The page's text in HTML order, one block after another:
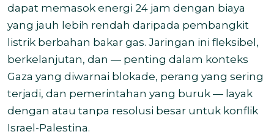
dapat memasok energi 24 jam dengan biaya
yang jauh lebih rendah daripada pembangkit
listrik berbahan bakar gas. Jaringan ini fleksibel,
berkelanjutan, dan — penting dalam konteks
Gaza yang diwarnai blokade, perang yang sering
terjadi, dan pemerintahan yang buruk — layak
dengan atau tanpa resolusi besar untuk konflik
Israel-Palestina.